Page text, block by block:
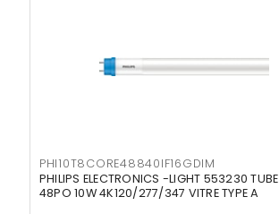
PHI10T8CORE48840IF16GDIM
PHILIPS ELECTRONICS -LIGHT 553230 TUBE
48PO 10W 4K120/277/347 VITRE TYPE A